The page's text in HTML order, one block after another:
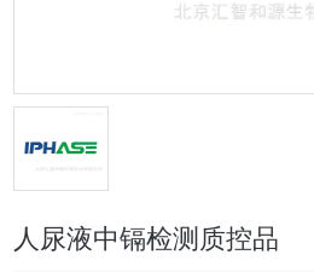
人尿液中镉检测质控品